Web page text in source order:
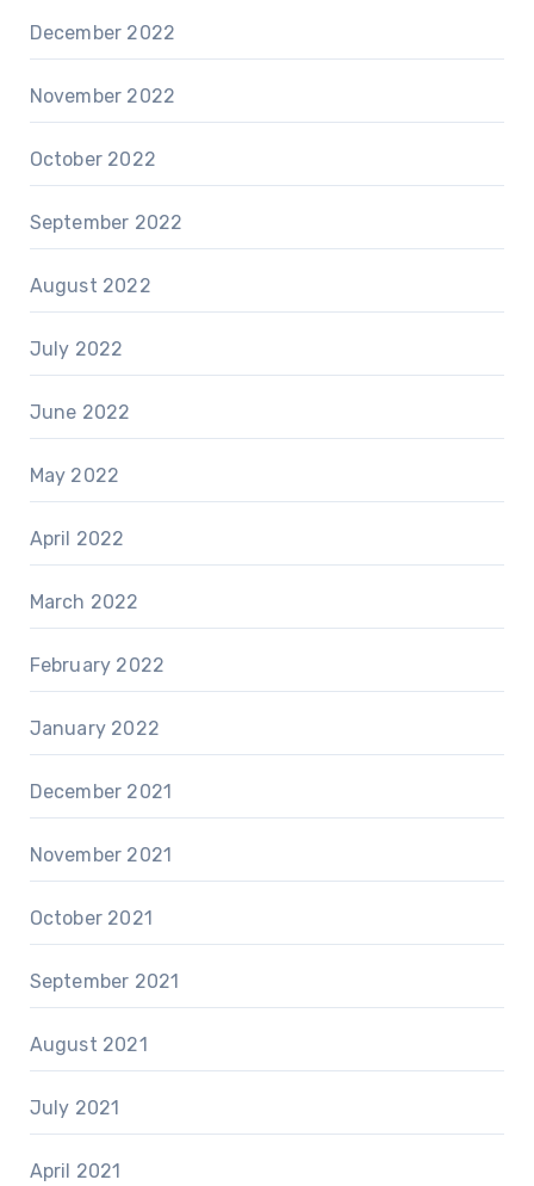
December 2022
November 2022
October 2022
September 2022
August 2022
July 2022
June 2022
May 2022
April 2022
March 2022
February 2022
January 2022
December 2021
November 2021
October 2021
September 2021
August 2021
July 2021
April 2021